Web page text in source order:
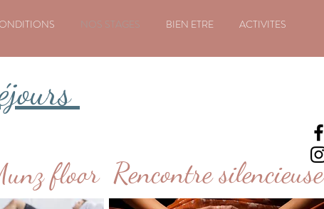
NOS STAGES BIEN ETRE ACTIVITES
floor Rencontre silencieuse